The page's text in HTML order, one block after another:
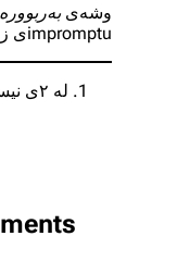
وشەیبەربوورە
impromptuی
لە ٢ی نیسانی ٢٠٢٣دا نووسیومە. لە ٢٨ی شوباتی ٢٠٢٥دا پیایدا چوومەتەوە.